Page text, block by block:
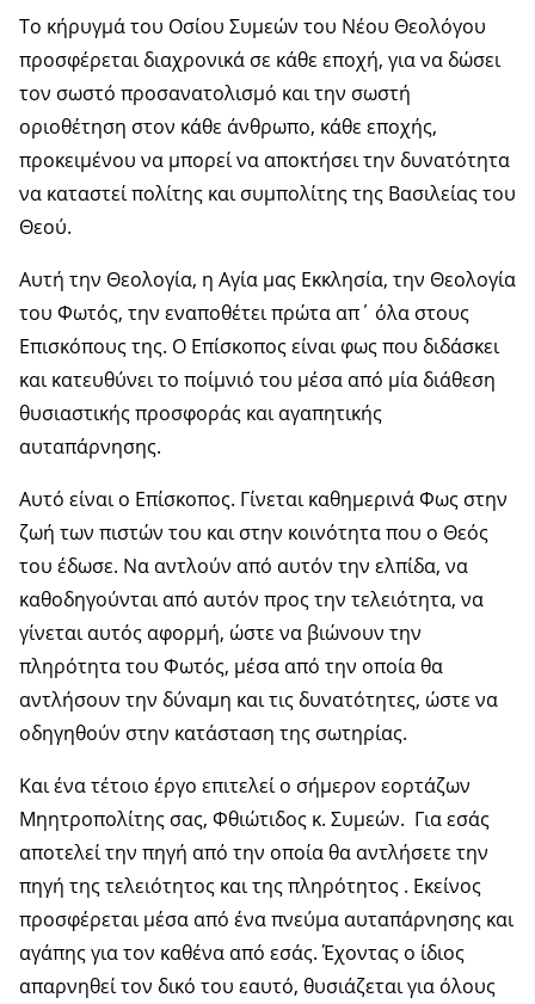
Το κήρυγμά του Οσίου Συμεών του Νέου Θεολόγου
προσφέρεται διαχρονικά σε κάθε εποχή, για να δώσει
τον σωστό προσανατολισμό και την σωστή
οριοθέτηση στον κάθε άνθρωπο, κάθε εποχής,
προκειμένου να μπορεί να αποκτήσει την δυνατότητα
να καταστεί πολίτης και συμπολίτης της Βασιλείας του
Θεού.
Αυτή την Θεολογία, η Αγία μας Εκκλησία, την Θεολογία
του Φωτός, την εναποθέτει πρώτα απ΄ όλα στους
Επισκόπους της. Ο Επίσκοπος είναι φως που διδάσκει
και κατευθύνει το ποίμνιό του μέσα από μία διάθεση
θυσιαστικής προσφοράς και αγαπητικής
αυταπάρνησης.
Αυτό είναι ο Επίσκοπος. Γίνεται καθημερινά Φως στην
ζωή των πιστών του και στην κοινότητα που ο Θεός
του έδωσε. Να αντλούν από αυτόν την ελπίδα, να
καθοδηγούνται από αυτόν προς την τελειότητα, να
γίνεται αυτός αφορμή, ώστε να βιώνουν την
πληρότητα του Φωτός, μέσα από την οποία θα
αντλήσουν την δύναμη και τις δυνατότητες, ώστε να
οδηγηθούν στην κατάσταση της σωτηρίας.
Και ένα τέτοιο έργο επιτελεί ο σήμερον εορτάζων
Μηητροπολίτης σας, Φθιώτιδος κ. Συμεών. Για εσάς
αποτελεί την πηγή από την οποία θα αντλήσετε την
πηγή της τελειότητος και της πληρότητος . Εκείνος
προσφέρεται μέσα από ένα πνεύμα αυταπάρνησης και
αγάπης για τον καθένα από εσάς. Έχοντας ο ίδιος
απαρνηθεί τον δικό του εαυτό, θυσιάζεται για όλους